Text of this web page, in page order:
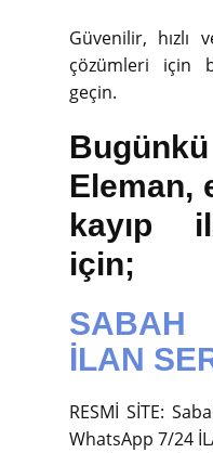
Güvenilir, hızlı
çözümleri için
geçin.
Eleman,
kayıp
için;
İLAN
RESMİ SİTE:
WhatsApp 7/24